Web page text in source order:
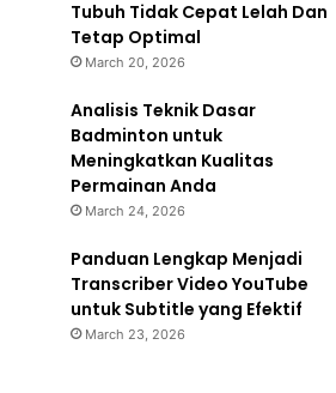
Tubuh Tidak Cepat Lelah Dan
Tetap Optimal
March 20, 2026
Analisis Teknik Dasar
Badminton untuk
Meningkatkan Kualitas
Permainan Anda
March 24, 2026
Panduan Lengkap Menjadi
Transcriber Video YouTube
untuk Subtitle yang Efektif
March 23, 2026